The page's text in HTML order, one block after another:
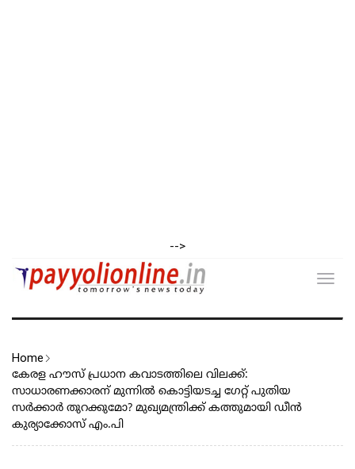
-->
Home
കേരള ഹൗസ് പ്രധാന കവാടത്തിലെ വിലക്ക്:
സാധാരണക്കാരന് മുന്നിൽ കൊട്ടിയടച്ച ഗേറ്റ് പുതിയ
സർക്കാർ തുറക്കുമോ? മുഖ്യമന്ത്രിക്ക് കത്തുമായി ഡീൻ
കുര്യാക്കോസ് എം.പി